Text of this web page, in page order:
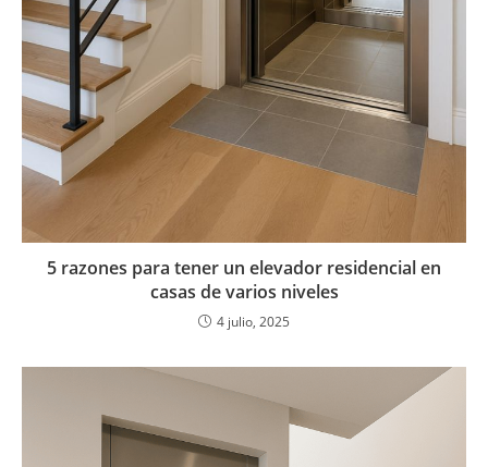
5 razones para tener un elevador residencial en
casas de varios niveles
4 julio, 2025